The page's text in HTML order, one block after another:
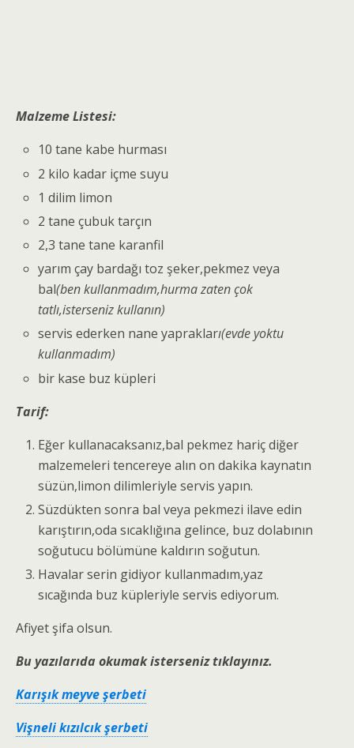
Malzeme Listesi:
10 tane kabe hurması
2 kilo kadar içme suyu
1 dilim limon
2 tane çubuk tarçın
2,3 tane tane karanfil
yarım çay bardağı toz şeker,pekmez veya
bal(ben kullanmadım,hurma zaten çok
tatlı,isterseniz kullanın)
servis ederken nane yaprakları(evde yoktu
kullanmadım)
bir kase buz küpleri
Tarif:
Eğer kullanacaksanız,bal pekmez hariç diğer
malzemeleri tencereye alın on dakika kaynatın
süzün,limon dilimleriyle servis yapın.
Süzdükten sonra bal veya pekmezi ilave edin
karıştırın,oda sıcaklığına gelince, buz dolabının
soğutucu bölümüne kaldırın soğutun.
Havalar serin gidiyor kullanmadım,yaz
sıcağında buz küpleriyle servis ediyorum.
Afiyet şifa olsun.
Bu yazılarıda okumak isterseniz tıklayınız.
Karışık meyve şerbeti
Vişneli kızılcık şerbeti